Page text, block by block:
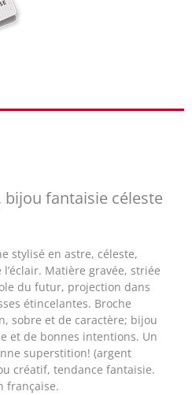
bijou fantaisie céleste
stylisé en astre, céleste,
Matière gravée, striée
du futur, projection dans
étincelantes. Broche
sobre et de caractère; bijou
et de bonnes intentions. Un
superstition! (argent
créatif, tendance fantaisie.
française.